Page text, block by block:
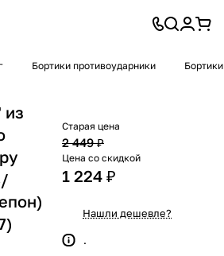
Бортики противоударники
из
Старая цена
2 449 ₽
Цена со скидкой
1 224 ₽
Нашли дешевле?
.